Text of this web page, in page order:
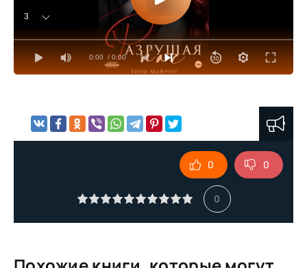
0:00 / 0:00
3
4
0
0 0